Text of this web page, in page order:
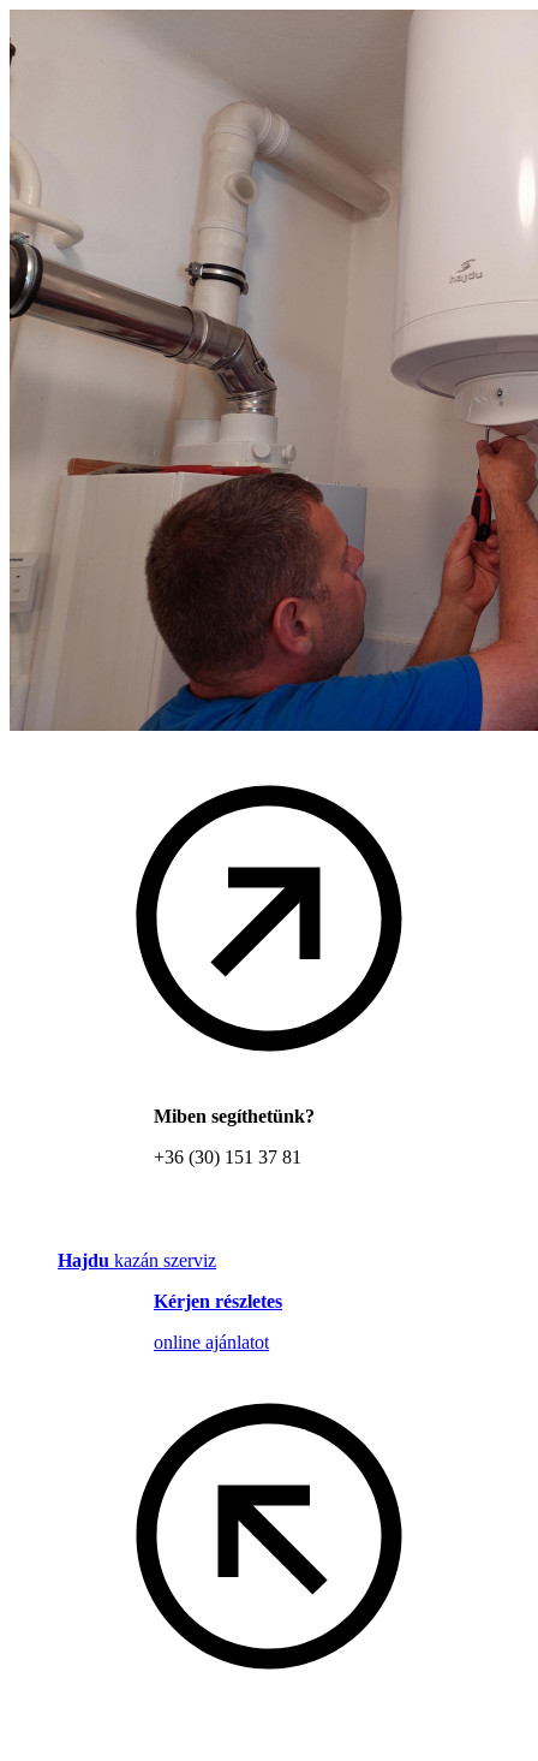
Miben segíthetünk?
+36 (30) 151 37 81
Hajdu kazán szerviz
Kérjen részletes
online ajánlatot